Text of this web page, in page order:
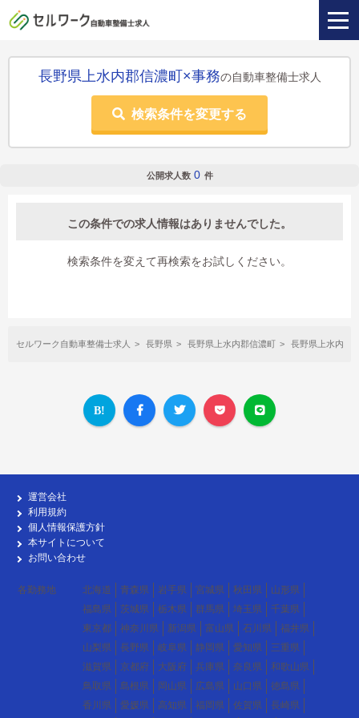
長野県上水内郡信濃町×事務の自動車整備士求人
検索条件を変更する
公開求人数 0 件
この条件での求人情報はありませんでした。
検索条件を変えて再検索をお試しください。
セルワーク自動車整備士求人 長野県 長野県上水内郡信濃町 長野県上水内郡
運営会社
利用規約
個人情報保護方針
本サイトについて
お問い合わせ
各勤務地 北海道 青森県 岩手県 宮城県 秋田県
山形県
福島県
茨城県 栃木県 群馬県 埼玉県
千葉県
東京都
神奈川県 新潟県 富山県 石川県
福井県
山梨県
長野県 岐阜県 静岡県 愛知県
三重県
滋賀県
京都府 大阪府 兵庫県 奈良県
和歌山県
鳥取県
島根県 岡山県 広島県 山口県
徳島県
香川県
愛媛県 高知県 福岡県 佐賀県 長崎県